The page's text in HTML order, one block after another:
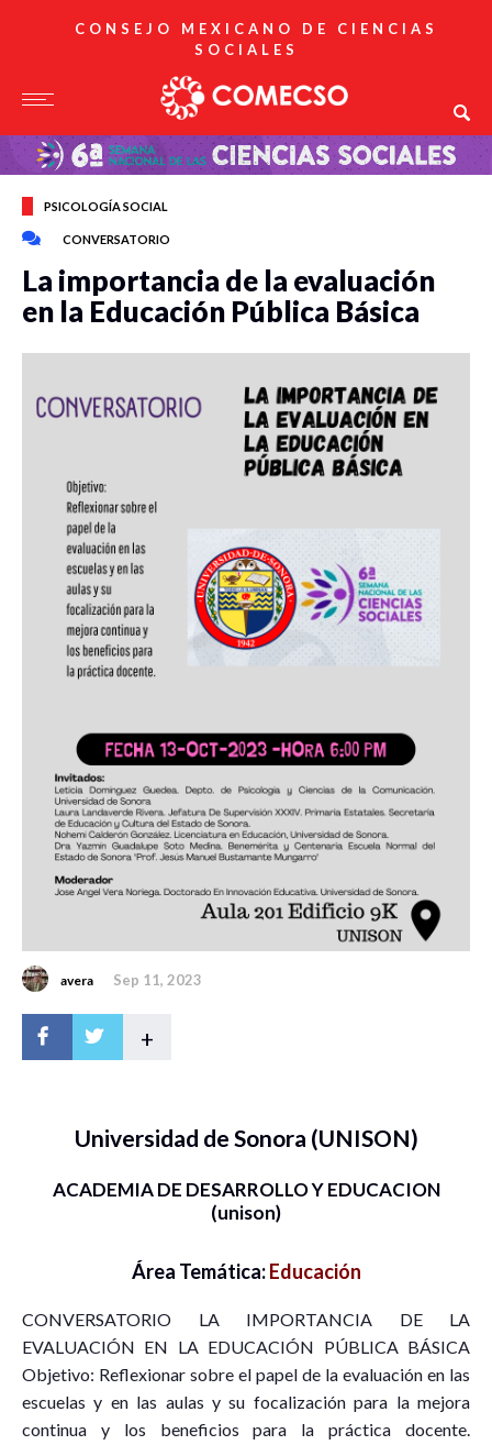
CONSEJO MEXICANO DE CIENCIAS
SOCIALES
PSICOLOGÍA SOCIAL
CONVERSATORIO
La importancia de la evaluación
en la Educación Pública Básica
avera Sep 11, 2023
+
Universidad de Sonora (UNISON)
ACADEMIA DE DESARROLLO Y EDUCACION
(unison)
Área Temática:Educación
CONVERSATORIO LA IMPORTANCIA DE LA
EVALUACIÓN EN LA EDUCACIÓN PÚBLICA BÁSICA
Objetivo: Reflexionar sobre el papel de la evaluación en las
escuelas y en las aulas y su focalización para la mejora
continua y los beneficios para la práctica docente.